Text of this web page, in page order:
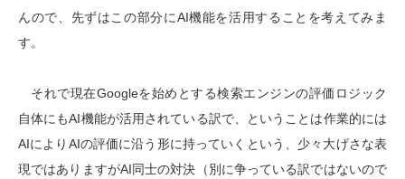
んので、先ずはこの部分にAI機能を活用することを考えてみま
す。
それで現在Googleを始めとする検索エンジンの評価ロジック
自体にもAI機能が活用されている訳で、ということは作業的には
AIによりAIの評価に沿う形に持っていくという、少々大げさな表
現ではありますがAI同士の対決（別に争っている訳ではないので